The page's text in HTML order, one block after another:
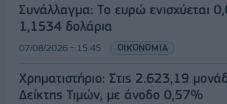
Συνάλλαγμα: Το ευρώ ενισχύεται
1,1534 δολάρια
07/08/2026 - 15:45 ΟΙΚΟΝΟΜΙΑ
Χρηματιστήριο: Στις 2.623,19
Δείκτης Τιμών, με άνοδο 0,57%